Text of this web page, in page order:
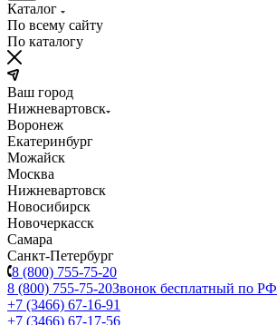
Каталог
По всему сайту
По каталогу
Ваш город
Нижневартовск
Воронеж
Екатеринбург
Можайск
Москва
Нижневартовск
Новосибирск
Новочеркасск
Самара
Санкт-Петербург
8 (800) 755-75-20
8 (800) 755-75-20Звонок бесплатный по РФ
+7 (3466) 67-16-91
+7 (3466) 67-17-56